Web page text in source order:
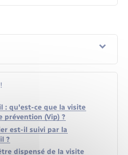
: qu'est-ce que la visite
(Vip) ?
est-il suivi par la
?
dispensé de la visite